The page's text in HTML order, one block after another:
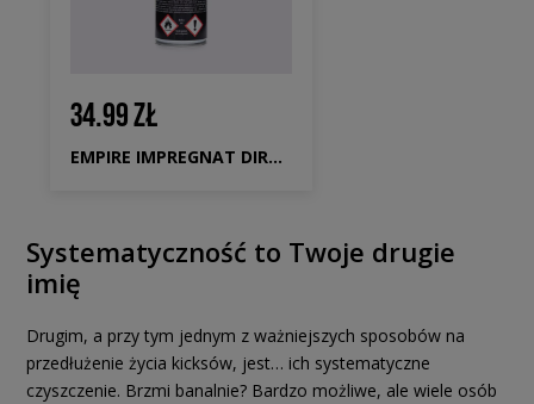
34.99 ZŁ
EMPIRE IMPREGNAT DIRT BLOCKER
Systematyczność to Twoje drugie
imię
Drugim, a przy tym jednym z ważniejszych sposobów na
przedłużenie życia kicksów, jest… ich systematyczne
czyszczenie. Brzmi banalnie? Bardzo możliwe, ale wiele osób